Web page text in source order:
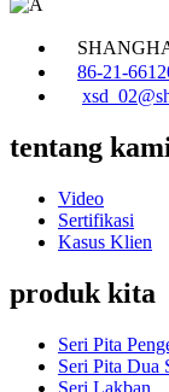
86-21-
tentang
Video
Sertifikasi
Kasus Klien
produk kita
Seri Pita
Seri Pita Dua
Seri Lakban